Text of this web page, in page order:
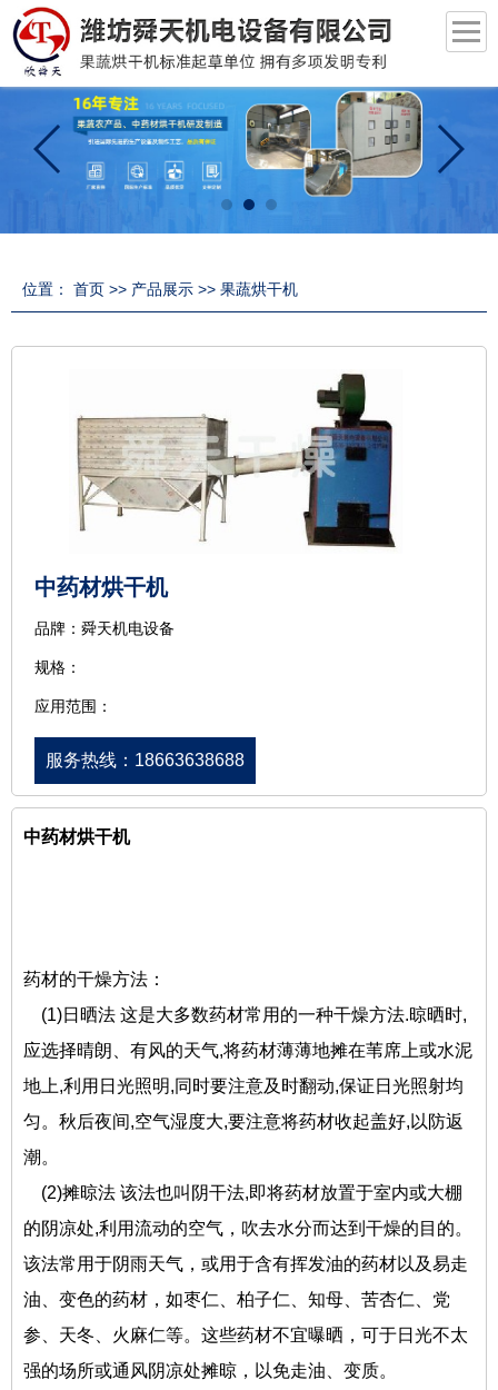
位置： 首页 >> 产品展示 >> 果蔬烘干机
中药材烘干机
品牌：舜天机电设备
规格：
应用范围：
服务热线：18663638688
中药材烘干机
药材的干燥方法：
(1)日晒法 这是大多数药材常用的一种干燥方法.晾晒时,
应选择晴朗、有风的天气,将药材薄薄地摊在苇席上或水泥
地上,利用日光照明,同时要注意及时翻动,保证日光照射均
匀。秋后夜间,空气湿度大,要注意将药材收起盖好,以防返
潮。
(2)摊晾法 该法也叫阴干法,即将药材放置于室内或大棚
的阴凉处,利用流动的空气，吹去水分而达到干燥的目的。
该法常用于阴雨天气，或用于含有挥发油的药材以及易走
油、变色的药材，如枣仁、柏子仁、知母、苦杏仁、党
参、天冬、火麻仁等。这些药材不宜曝晒，可于日光不太
强的场所或通风阴凉处摊晾，以免走油、变质。